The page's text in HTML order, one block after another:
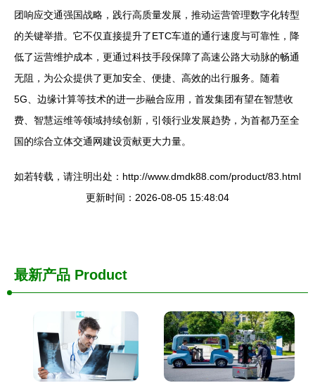
团响应交通强国战略，践行高质量发展，推动运营管理数字化转型
的关键举措。它不仅直接提升了ETC车道的通行速度与可靠性，降
低了运营维护成本，更通过科技手段保障了高速公路大动脉的畅通
无阻，为公众提供了更加安全、便捷、高效的出行服务。随着
5G、边缘计算等技术的进一步融合应用，首发集团有望在智慧收
费、智慧运维等领域持续创新，引领行业发展趋势，为首都乃至全
国的综合立体交通网建设贡献更大力量。
如若转载，请注明出处：http://www.dmdk88.com/product/83.html
更新时间：2026-08-05 15:48:04
最新产品 Product